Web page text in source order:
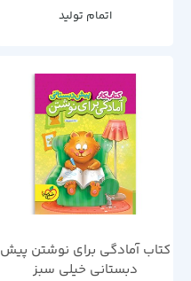
اتمام تولید
کتاب آمادگی برای نوشتن پیش
دبستانی خیلی سبز